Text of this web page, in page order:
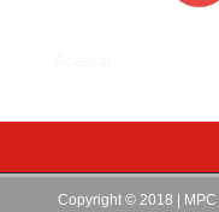
Copyright © 2018 |